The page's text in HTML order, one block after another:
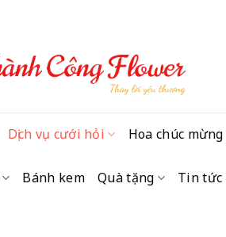
Dịch vụ cưới hỏi Hoa chúc mừng
Bánh kem Quà tặng Tin tức